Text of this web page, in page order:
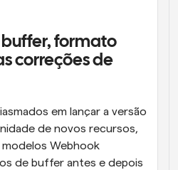
com chamadas
e lembretes
com as últimas notícias e
em minutos
buffer, formato
correções de
em lançar a versão
de novos recursos,
modelos Webhook
de buffer antes e depois